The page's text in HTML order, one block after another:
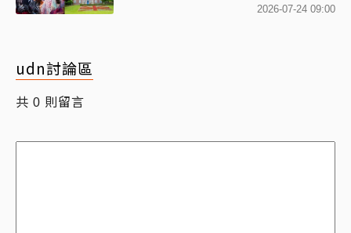
2026-07-24 09:00
udn討論區
共 0 則留言